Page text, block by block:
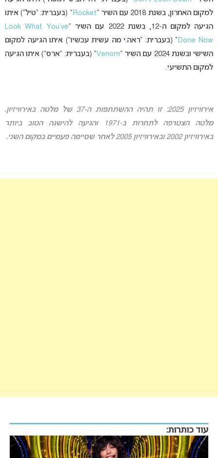
למקום האחרון, בשנת 2018 עם השיר “
Rocket” (בעברית: “טיל”) איתו
הגיעה למקום ה-12, בשנת 2022 עם השיר “
Look What You’ve
Done Now” (בעברית: “ראה.י מה עשית עכשיו”) איתו הגיעה למקום
השישי ובשנת 2024 עם השיר “
Venom” (בעברית: “ארס”) איתו הגיעה
למקום התשיעי.
אירוויזיון 2025: זו תהיה ההשתתפות ה-37 של מלטה באירוויזיון.
מלטה הצטרפה לתחרות ב-1971 והגיעה להישגה הטוב ביותר
באירוויזיון 2002 ובאירוויזיון 2005 לאחר שסיימה פעמיים במקום השני.
עוד כותרות: